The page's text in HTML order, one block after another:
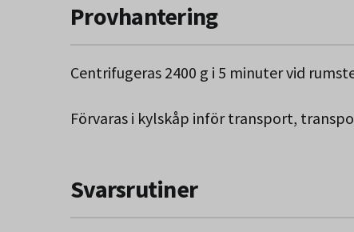
Provhantering
Centrifugeras 2400 g i 5 minuter vid
Förvaras i kylskåp inför transport,
Svarsrutiner